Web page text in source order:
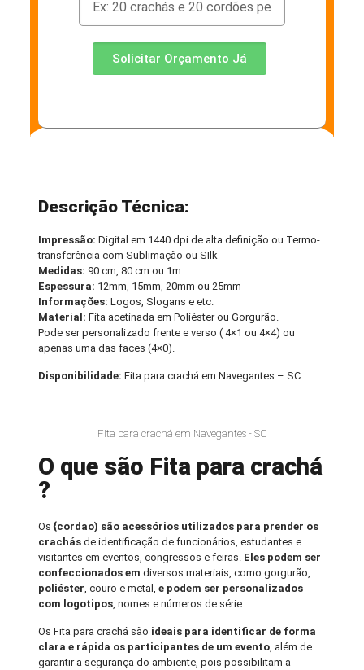
Solicitar Orçamento Já
Descrição Técnica:
Impressão: Digital em 1440 dpi de alta definição ou Termo-
transferência com Sublimação ou SIlk
Medidas: 90 cm, 80 cm ou 1m.
Espessura: 12mm, 15mm, 20mm ou 25mm
Informações:Logos, Slogans e etc.
Material: Fita acetinada em Poliéster ou Gorgurão.
Pode ser personalizado frente e verso ( 4×1 ou 4×4) ou
apenas uma das faces (4×0).
Disponibilidade:Fita para crachá em Navegantes – SC
Fita para crachá em Navegantes - SC
O que são Fita para crachá
?
Os {cordao) são acessórios utilizados para prender os
crachás de identificação de funcionários, estudantes e
visitantes em eventos, congressos e feiras. Eles podem ser
confeccionados emdiversos materiais, como gorgurão,
poliéster, couro e metal,e podem ser personalizados
com logotipos, nomes e números de série.
Os Fita para crachá são ideais para identificar de forma
clara e rápida os participantes de um evento, além de
garantir a segurança do ambiente, pois possibilitam a